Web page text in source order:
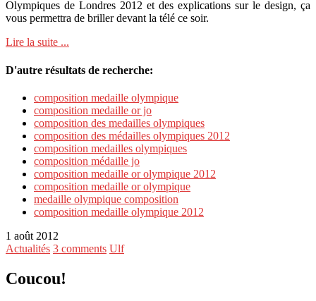
Olympiques de Londres 2012 et des explications sur le design, ça
vous permettra de briller devant la télé ce soir.
Lire la suite ...
D'autre résultats de recherche:
composition medaille olympique
composition medaille or jo
composition des medailles olympiques
composition des médailles olympiques 2012
composition medailles olympiques
composition médaille jo
composition medaille or olympique 2012
composition medaille or olympique
medaille olympique composition
composition medaille olympique 2012
1 août 2012
Actualités 3 comments Ulf
Coucou!